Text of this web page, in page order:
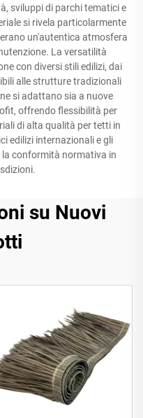
sviluppi di parchi tematici e
si rivela particolarmente
un'autentica atmosfera
La versatilità
con diversi stili edilizi, dai
alle strutture tradizionali
si adattano sia a nuove
offrendo flessibilità per
di alta qualità per tetti in
edilizi internazionali e gli
conformità normativa in
su Nuovi